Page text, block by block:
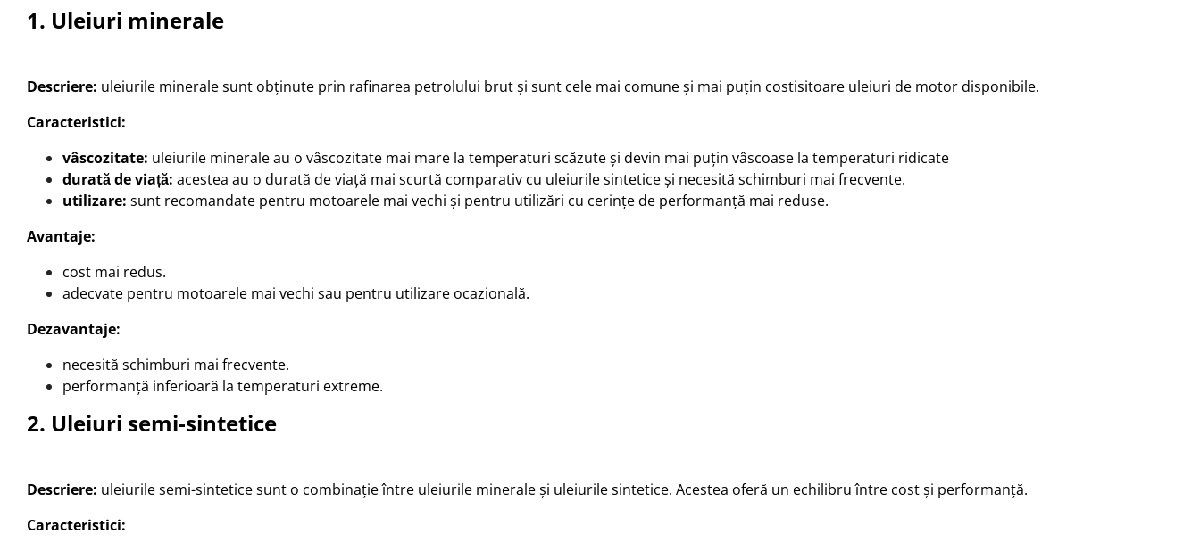
1. Uleiuri minerale
Descriere: uleiurile minerale sunt obținute prin rafinarea petrolului brut și sunt cele mai comune și mai puțin costisitoare uleiuri de motor disponibile.
Caracteristici:
vâscozitate: uleiurile minerale au o vâscozitate mai mare la temperaturi scăzute și devin mai puțin vâscoase la temperaturi ridicate
durată de viață: acestea au o durată de viață mai scurtă comparativ cu uleiurile sintetice și necesită schimburi mai frecvente.
utilizare: sunt recomandate pentru motoarele mai vechi și pentru utilizări cu cerințe de performanță mai reduse.
Avantaje:
cost mai redus.
adecvate pentru motoarele mai vechi sau pentru utilizare ocazională.
Dezavantaje:
necesită schimburi mai frecvente.
performanță inferioară la temperaturi extreme.
2. Uleiuri semi-sintetice
Descriere: uleiurile semi-sintetice sunt o combinație între uleiurile minerale și uleiurile sintetice. Acestea oferă un echilibru între cost și performanță.
Caracteristici: